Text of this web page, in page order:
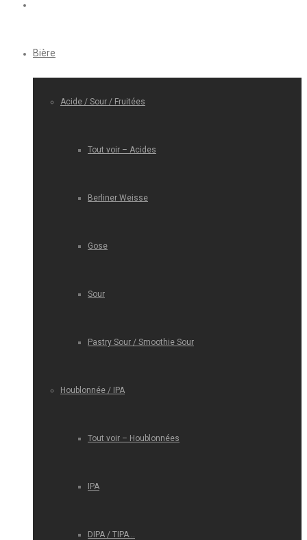
Bière
Acide / Sour / Fruitées
Tout voir – Acides
Berliner Weisse
Gose
Sour
Pastry Sour / Smoothie Sour
Houblonnée / IPA
Tout voir – Houblonnées
IPA
DIPA / TIPA…